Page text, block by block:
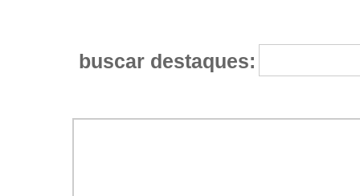
buscar destaques: